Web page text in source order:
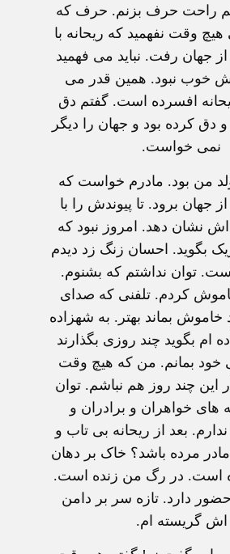
راحت حرف بزنم. حرف که
هیچ وقت نفهمید که ریحانه با
جهان رفت. نباید می فهمید
خوب نبود. همین قدر می
افسرده است. گفتم دق
دق کرده بود و جهان را دیگر
نمی خواست.
من بود. مادرم خواست که
جهان برود. تا پیوندش را با
نشان دهد. امروز نبود که
بگوید. احسان زنگ زد دیدم
توان نداشتم که بشنوم.
کردم. تلفنی که صدای
خاموش بماند بهتر. به شهزاده
ام بگوید چند روزی بگذارند
خود بمانم. من که هیچ وقت
این چند روز هم نباشم. توان
های خواهران و برادران و
بعد از ریحانه بی تاب و
مرده باشد؟ خاک بر دهان
است. در رگ من زنده است.
دارد. تازه سر بر دامن
اش گریسته ام.